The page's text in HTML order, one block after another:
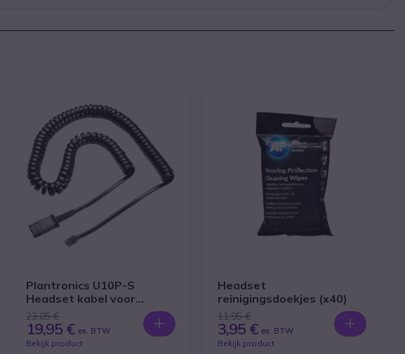
Plantronics U10P-S
Headset kabel voor
Panasonic
23,05 €
19,95 € ex. BTW
Bekijk product
Headset
reinigingsdoekjes (x40)
11,95 €
3,95 € ex. BTW
Bekijk product